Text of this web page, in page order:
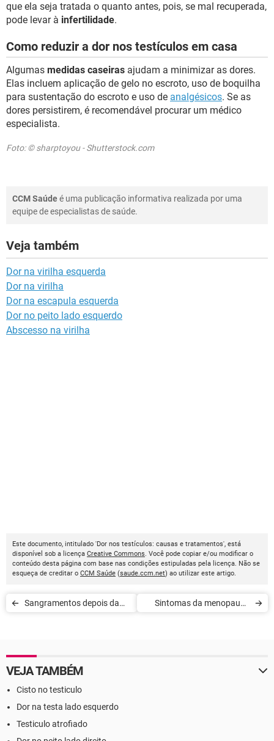
que ela seja tratada o quanto antes, pois, se mal recuperada,
pode levar à infertilidade.
Como reduzir a dor nos testículos em casa
Algumas medidas caseiras ajudam a minimizar as dores.
Elas incluem aplicação de gelo no escroto, uso de boquilha
para sustentação do escroto e uso de analgésicos. Se as
dores persistirem, é recomendável procurar um médico
especialista.
Foto: © sharptoyou - Shutterstock.com
CCM Saúdeé uma publicação informativa realizada por uma
equipe de especialistas de saúde.
Veja também
Dor na virilha esquerda
Dor na virilha
Dor na escapula esquerda
Dor no peito lado esquerdo
Abscesso na virilha
Este documento, intitulado 'Dor nos testículos: causas e tratamentos', está
disponível sob a licença Creative Commons. Você pode copiar e/ou modificar o
conteúdo desta página com base nas condições estipuladas pela licença. Não se
esqueça de creditar o CCM Saúde (saude.ccm.net) ao utilizar este artigo.
Sangramentos depois da
Sintomas da menopausa
VEJA TAMBÉM
Cisto no testiculo
Dor na testa lado esquerdo
Testiculo atrofiado